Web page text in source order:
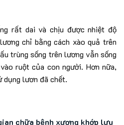
rất dai và chịu được nhiệt độ
chỉ bằng cách xào quả trên
trùng sống trên lương vẫn sống
ruột của con người. Hơn nữa,
dụng lươn đã chết.
chữa bệnh xương khớp lưu